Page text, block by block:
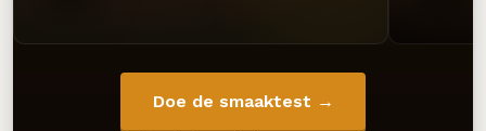
Doe de smaaktest →